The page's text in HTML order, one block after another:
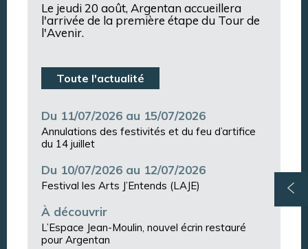
Le jeudi 20 août, Argentan accueillera
l'arrivée de la première étape du Tour de
l'Avenir.
Toute l'actualité
Du 11/07/2026 au 15/07/2026
Annulations des festivités et du feu d’artifice
du 14 juillet
Du 10/07/2026 au 12/07/2026
Festival les Arts J’Entends (LAJE)
À découvrir
L’Espace Jean-Moulin, nouvel écrin restauré
pour Argentan